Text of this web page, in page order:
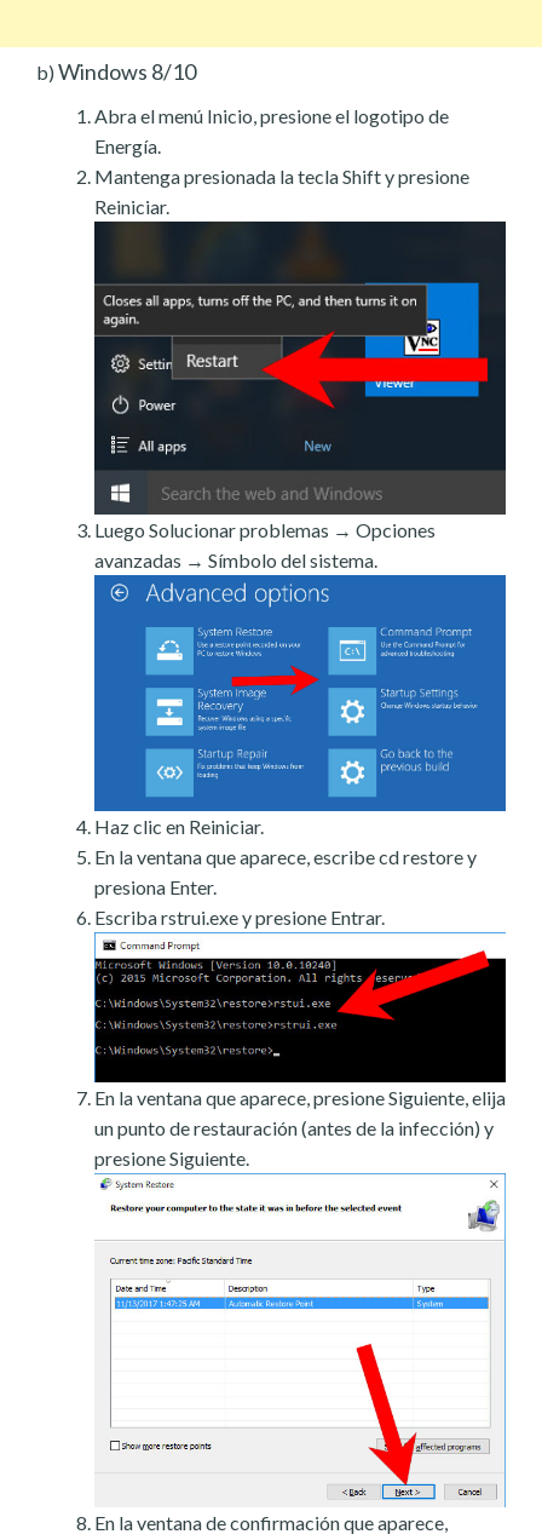
b) Windows 8/10
Abra el menú Inicio, presione el logotipo de
Energía.
Mantenga presionada la tecla Shift y presione
Reiniciar.
Luego Solucionar problemas → Opciones
avanzadas → Símbolo del sistema.
Haz clic en Reiniciar.
En la ventana que aparece, escribe cd restore y
presiona Enter.
Escriba rstrui.exe y presione Entrar.
En la ventana que aparece, presione Siguiente, elija
un punto de restauración (antes de la infección) y
presione Siguiente.
En la ventana de confirmación que aparece,